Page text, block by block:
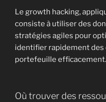
Le growth hacking,
consiste à utiliser des
stratégies agiles pour
identifier rapidement
portefeuille efficacement.
Où trouver des